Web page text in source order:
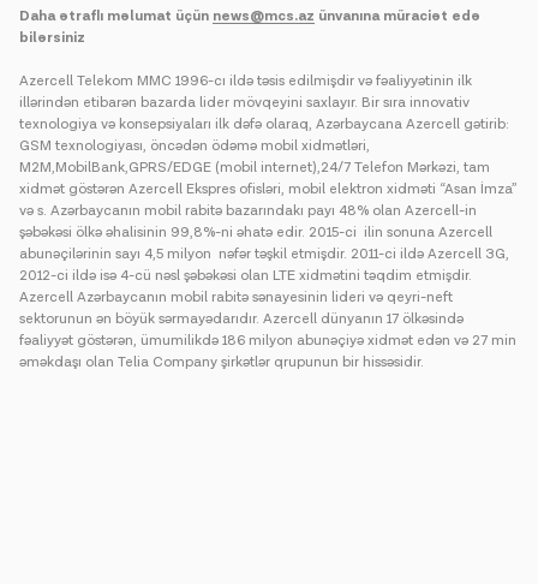
Daha ətraflı məlumat üçün news@mcs.az ünvanına müraciət edə
bilərsiniz
Azercell Telekom MMC 1996-cı ildə təsis edilmişdir və fəaliyyətinin ilk
illərindən etibarən bazarda lider mövqeyini saxlayır. Bir sıra innovativ
texnologiya və konsepsiyaları ilk dəfə olaraq, Azərbaycana Azercell gətirib:
GSM texnologiyası, öncədən ödəmə mobil xidmətləri,
M2M,MobilBank,GPRS/EDGE (mobil internet),24/7 Telefon Mərkəzi, tam
xidmət göstərən Azercell Ekspres ofisləri, mobil elektron xidməti “Asan İmza”
və s. Azərbaycanın mobil rabitə bazarındakı payı 48% olan Azercell-in
şəbəkəsi ölkə əhalisinin 99,8%-ni əhatə edir. 2015-ci ilin sonuna Azercell
abunəçilərinin sayı 4,5 milyon nəfər təşkil etmişdir. 2011-ci ildə Azercell 3G,
2012-ci ildə isə 4-cü nəsl şəbəkəsi olan LTE xidmətini təqdim etmişdir.
Azercell Azərbaycanın mobil rabitə sənayesinin lideri və qeyri-neft
sektorunun ən böyük sərmayədarıdır. Azercell dünyanın 17 ölkəsində
fəaliyyət göstərən, ümumilikdə 186 milyon abunəçiyə xidmət edən və 27 min
əməkdaşı olan Telia Company şirkətlər qrupunun bir hissəsidir.